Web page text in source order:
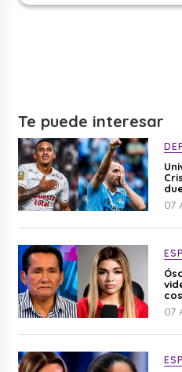
Te puede interesar
07
07